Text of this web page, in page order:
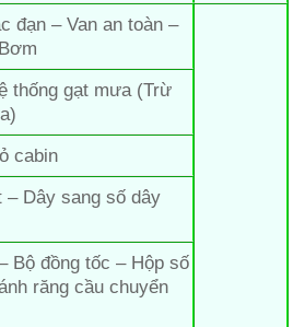
đạn – Van an toàn –
thống gạt mưa (Trừ
cabin
– Dây sang số dây
Bộ đồng tốc – Hộp số
răng cầu chuyển